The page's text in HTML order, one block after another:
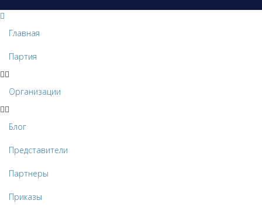
Главная
Партия
Организации
Блог
Представители
Партнеры
Приказы